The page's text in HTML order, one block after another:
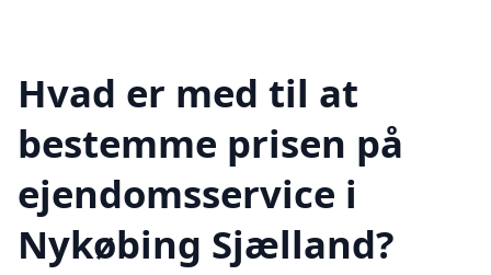
Hvad er med til at
bestemme prisen på
ejendomsservice i
Nykøbing Sjælland?